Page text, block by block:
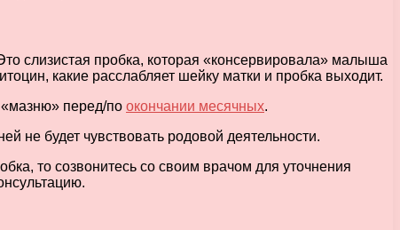
слизистая пробка, которая «консервировала» малыша
какие расслабляет шейку матки и пробка выходит.
перед/по окончании месячных.
не будет чувствовать родовой деятельности.
то созвонитесь со своим врачом для уточнения